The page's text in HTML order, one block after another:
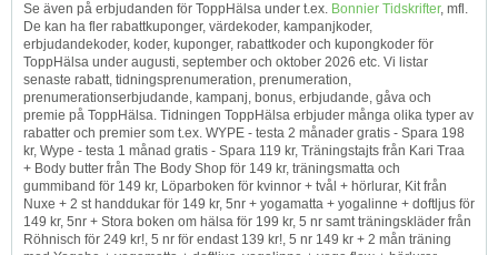
Se även på erbjudanden för ToppHälsa under t.ex. Bonnier Tidskrifter, mfl.
De kan ha fler rabattkuponger, värdekoder, kampanjkoder,
erbjudandekoder, koder, kuponger, rabattkoder och kupongkoder för
ToppHälsa under augusti, september och oktober 2026 etc. Vi listar
senaste rabatt, tidningsprenumeration, prenumeration,
prenumerationserbjudande, kampanj, bonus, erbjudande, gåva och
premie på ToppHälsa. Tidningen ToppHälsa erbjuder många olika typer av
rabatter och premier som t.ex. WYPE - testa 2 månader gratis - Spara 198
kr, Wype - testa 1 månad gratis - Spara 119 kr, Träningstajts från Kari Traa
+ Body butter från The Body Shop för 149 kr, träningsmatta och
gummiband för 149 kr, Löparboken för kvinnor + tvål + hörlurar, Kit från
Nuxe + 2 st handdukar för 149 kr, 5nr + yogamatta + yogalinne + doftljus för
149 kr, 5nr + Stora boken om hälsa för 199 kr, 5 nr samt träningskläder från
Röhnisch för 249 kr!, 5 nr för endast 139 kr!, 5 nr 149 kr + 2 mån träning